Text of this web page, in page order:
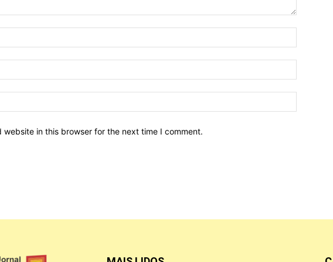
website in this browser for the next time I comment.